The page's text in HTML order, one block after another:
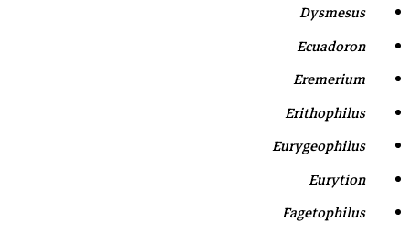
Dysmesus
Ecuadoron
Eremerium
Erithophilus
Eurygeophilus
Eurytion
Fagetophilus